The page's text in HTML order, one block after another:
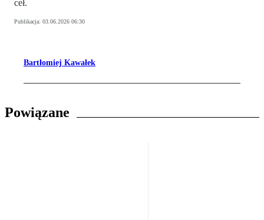
ceł.
Publikacja: 03.06.2026 06:30
Bartłomiej Kawałek
Powiązane